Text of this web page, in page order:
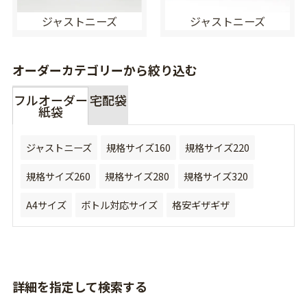
ジャストニーズ ジャストニーズ
オーダーカテゴリーから絞り込む
フルオーダー
紙袋
宅配袋
ジャストニーズ 規格サイズ160
規格サイズ220
規格サイズ260
規格サイズ280
規格サイズ320
A4サイズ
ボトル対応サイズ 格安ギザギザ
詳細を指定して検索する